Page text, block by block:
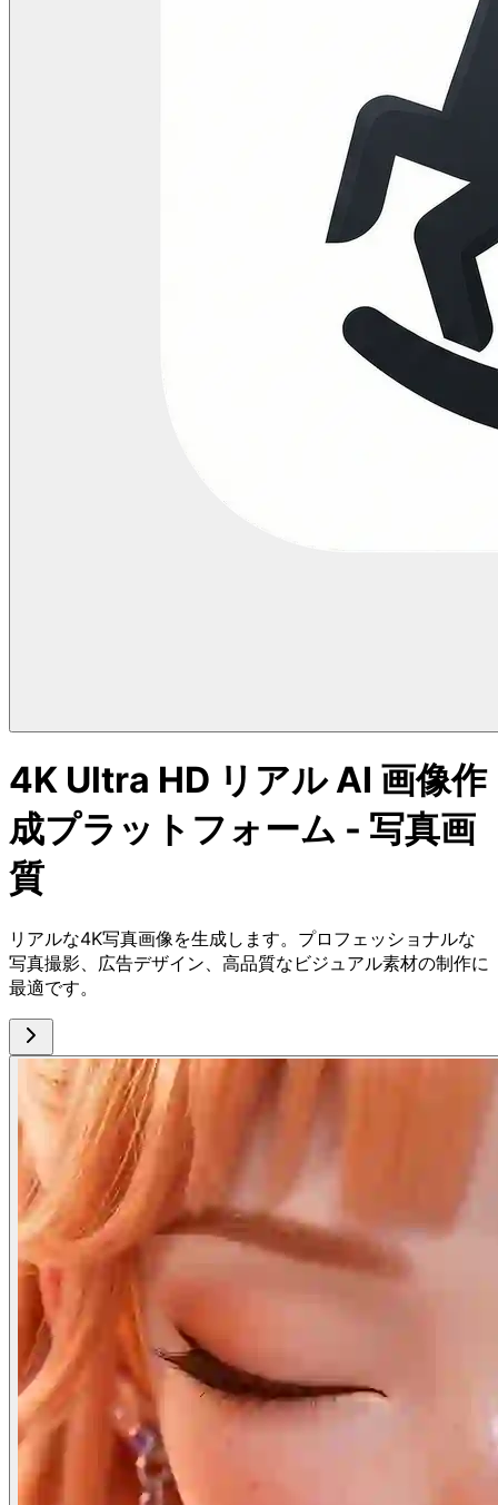
4K Ultra HD リアル AI 画像作
成プラットフォーム - 写真画
質
リアルな4K写真画像を生成します。プロフェッショナルな
写真撮影、広告デザイン、高品質なビジュアル素材の制作に
最適です。